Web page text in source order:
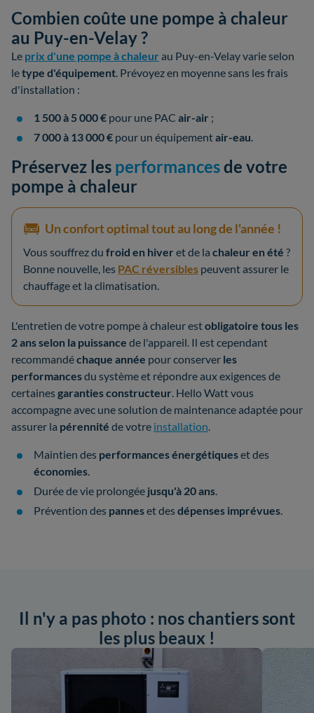
Combien coûte une pompe à chaleur
au Puy-en-Velay ?
Le prix d'une pompe à chaleur au Puy-en-Velay varie selon
letype d'équipement. Prévoyez en moyenne sans les frais
d'installation :
1 500 à 5 000 € pour une PAC air-air ;
7 000 à 13 000 € pour un équipementair-eau.
Préservez les performancesde votre
pompe à chaleur
Un confort optimal tout au long de l'année !
Vous souffrez du froid en hiver et de la chaleur en été ?
Bonne nouvelle, les PAC réversibles peuvent assurer le
chauffage et la climatisation.
L'entretien de votre pompe à chaleur estobligatoire tous les
2 ans selon la puissance de l'appareil. Il est cependant
recommandéchaque année pour conserver les
performancesdu système et répondre aux exigences de
certainesgaranties constructeur. Hello Watt vous
accompagne avec une solution de maintenance adaptée pour
assurer la pérennité de votre installation.
Maintien des performances énergétiqueset des
économies.
Durée de vie prolongée jusqu'à 20 ans.
Prévention des panneset desdépenses imprévues.
Il n'y a pas photo : nos chantiers sont
les plus beaux !